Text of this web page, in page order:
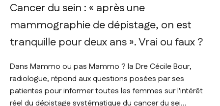
Cancer du sein : « après une
mammographie de dépistage, on est
tranquille pour deux ans ». Vrai ou faux ?
Dans Mammo ou pas Mammo ? la Dre Cécile Bour,
radiologue, répond aux questions posées par ses
patientes pour informer toutes les femmes sur l'intérêt
réel du dépistage systématique du cancer du sei...